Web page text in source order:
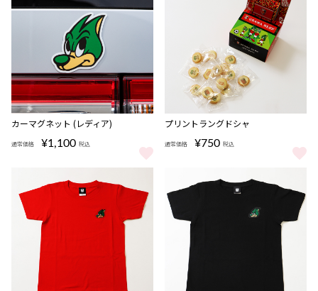
カーマグネット (レディア)
通常価格 ¥1,100 税込
カーマグネット (レディア) をもっと見る
プリントラングドシャ
通常価格 ¥750 税込
プリントラングドシャ をもっと